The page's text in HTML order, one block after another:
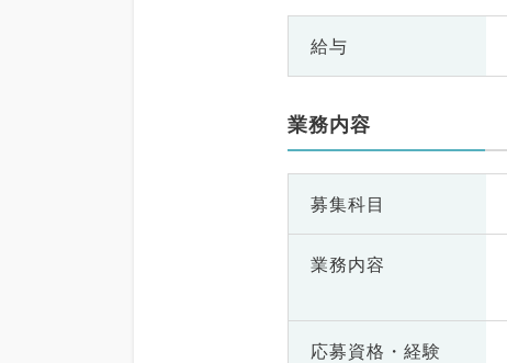
給与
業務内容
募集科目
業務内容
応募資格・ 経験